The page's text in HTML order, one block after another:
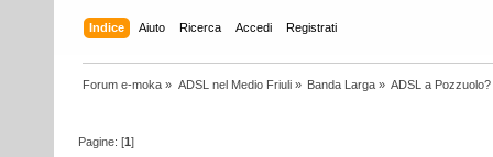
Indice Aiuto Ricerca Accedi Registrati
Forum e-moka » ADSL nel Medio Friuli» Banda Larga» ADSL a Pozzuolo?
Pagine: [1]